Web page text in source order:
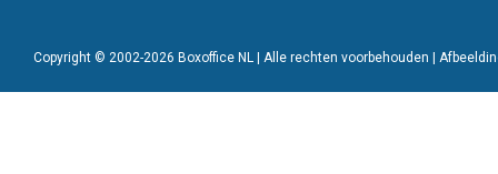
Copyright © 2002-2026 Boxoffice NL | Alle rechten voorbehouden |